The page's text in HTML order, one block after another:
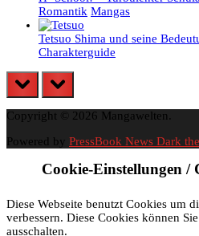
Romantik Mangas
Tetsuo Shima und seine
Charakterguide
prev next
Copyright © 2026 Mangawelten.
Powered by PressBook News Dark
Cookie-Einstellungen /
Diese Webseite benutzt Cookies um
verbessern. Diese Cookies können
ausschalten.